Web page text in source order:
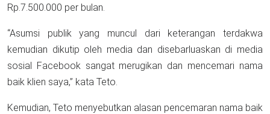
Rp.7.500.000 per bulan.
“Asumsi publik yang muncul dari keterangan terdakwa
kemudian dikutip oleh media dan disebarluaskan di media
sosial Facebook sangat merugikan dan mencemari nama
baik klien saya,” kata Teto.
Kemudian, Teto menyebutkan alasan pencemaran nama baik